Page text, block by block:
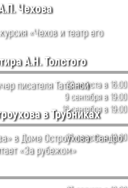
22 августа в 16:00
9 сентября в 19:00
16 сентября в 19:00
Чехова
«Чехов и театр его
26 августа в 19:00
А.Н. Толстого
писателя Татьяной
в Трубниках
в Доме Остроухова. Сандро
«За рубежом»